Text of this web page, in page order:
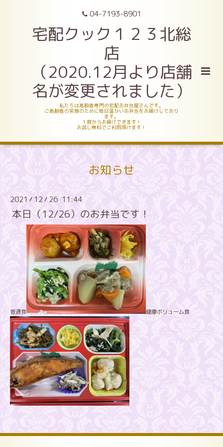
04-7193-8901
宅配クック１２３北総
店
（2020.12月より店舗
名が変更されました）
私たちは高齢者専門の宅配お弁当屋さんです。
ご高齢者の笑顔のために毎日温かいお弁当をお届けしており
ます。
１食からお届けできます！
お試し無料でご利用頂けます！
お知らせ
2021 / 12 / 26 11:44
本日（12/26）のお弁当です！
普通食 健康ボリューム食